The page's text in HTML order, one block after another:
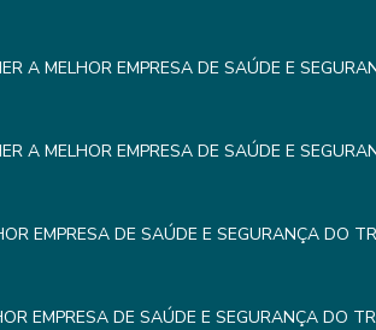
A MELHOR EMPRESA DE SAÚDE E
A MELHOR EMPRESA DE SAÚDE E
EMPRESA DE SAÚDE E SEGURANÇA DO
EMPRESA DE SAÚDE E SEGURANÇA DO